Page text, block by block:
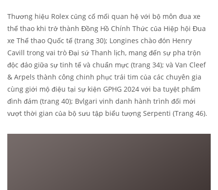
Thương hiệu Rolex củng cố mối quan hệ với bộ môn đua xe
thể thao khi trở thành Đồng Hồ Chính Thức của Hiệp hội Đua
xe Thể thao Quốc tế (trang 30); Longines chào đón Henry
Cavill trong vai trò Đại sứ Thanh lịch, mang đến sự pha trộn
độc đáo giữa sự tinh tế và chuẩn mực (trang 34); và Van Cleef
& Arpels thành công chinh phục trái tim của các chuyên gia
cùng giới mộ điệu tại sự kiện GPHG 2024 với ba tuyệt phẩm
đình đám (trang 40); Bvlgari vinh danh hành trình đổi mới
vượt thời gian của bộ sưu tập biểu tượng Serpenti (Trang 46).